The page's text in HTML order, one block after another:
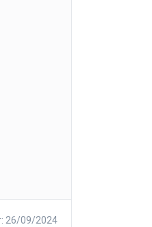
26/09/2024